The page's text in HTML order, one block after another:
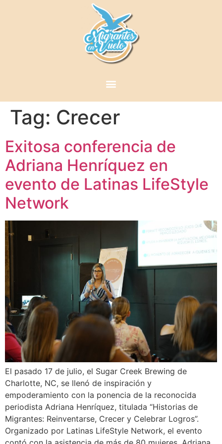
Tag: Crecer
Exitosa conferencia de
Adriana Henríquez en
evento de Latinas LifeStyle
Network
El pasado 17 de julio, el Sugar Creek Brewing de
Charlotte, NC, se llenó de inspiración y
empoderamiento con la ponencia de la reconocida
periodista Adriana Henríquez, titulada “Historias de
Migrantes: Reinventarse, Crecer y Celebrar Logros”.
Organizado por Latinas LifeStyle Network, el evento